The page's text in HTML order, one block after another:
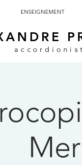
ENSEIGNEMENT
accordionist
Mer